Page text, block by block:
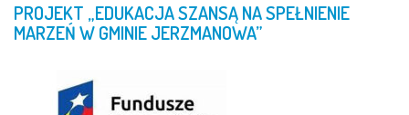
PROJEKT „EDUKACJASZANSĄNASPEŁNIENIE
MARZEŃWGMINIEJERZMANOWA”